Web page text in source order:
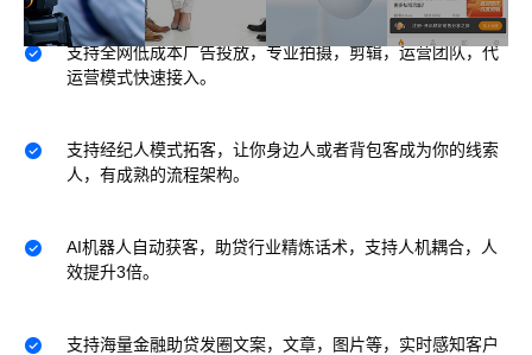
支持全网低成本广告投放，专业拍摄，剪辑，运营团队，代
运营模式快速接入。
支持经纪人模式拓客，让你身边人或者背包客成为你的线索
人，有成熟的流程架构。
AI机器人自动获客，助贷行业精炼话术，支持人机耦合，人
效提升3倍。
支持海量金融助贷发圈文案，文章，图片等，实时感知客户